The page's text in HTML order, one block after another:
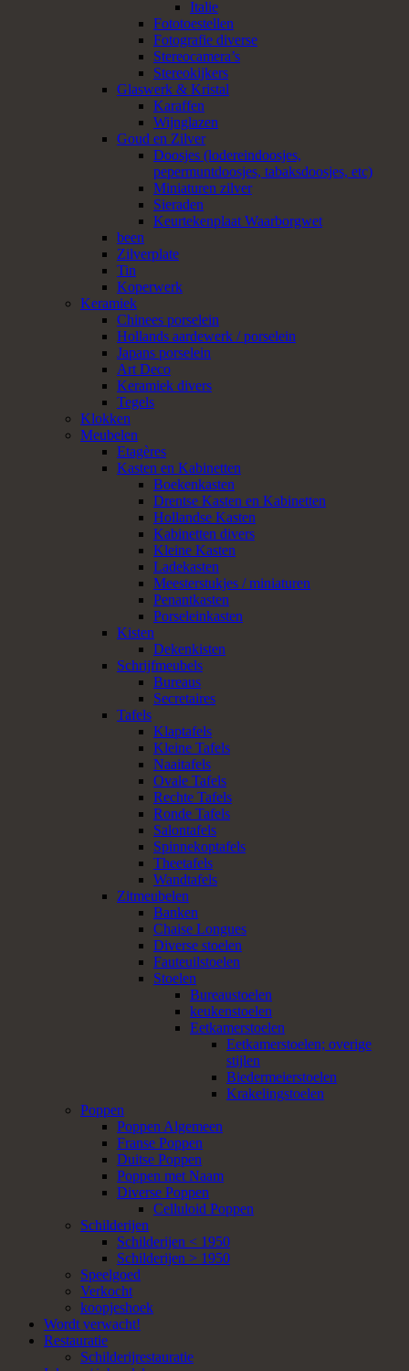
Italie
Fototoestellen
Fotografie diverse
Stereocamera’s
Stereokijkers
Glaswerk & Kristal
Karaffen
Wijnglazen
Goud en Zilver
Doosjes (lodereindoosjes,
pepermuntdoosjes, tabaksdoosjes, etc)
Miniaturen zilver
Sieraden
Keurtekenplaat Waarborgwet
been
Zilverplate
Tin
Koperwerk
Keramiek
Chinees porselein
Hollands aardewerk / porselein
Japans porselein
Art Deco
Keramiek divers
Tegels
Klokken
Meubelen
Etagères
Kasten en Kabinetten
Boekenkasten
Drentse Kasten en Kabinetten
Hollandse Kasten
Kabinetten divers
Kleine Kasten
Ladekasten
Meesterstukjes / miniaturen
Penantkasten
Porseleinkasten
Kisten
Dekenkisten
Schrijfmeubels
Bureaus
Secretaires
Tafels
Klaptafels
Kleine Tafels
Naaitafels
Ovale Tafels
Rechte Tafels
Ronde Tafels
Salontafels
Spinnekoptafels
Theetafels
Wandtafels
Zitmeubelen
Banken
Chaise Longues
Diverse stoelen
Fauteuilstoelen
Stoelen
Bureaustoelen
keukenstoelen
Eetkamerstoelen
Eetkamerstoelen; overige
stijlen
Biedermeierstoelen
Krakelingstoelen
Poppen
Poppen Algemeen
Franse Poppen
Duitse Poppen
Poppen met Naam
Diverse Poppen
Celluloid Poppen
Schilderijen
Schilderijen < 1950
Schilderijen > 1950
Speelgoed
Verkocht
koopjeshoek
Wordt verwacht!
Restauratie
Schilderijrestauratie